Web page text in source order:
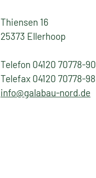
Thiensen 16
25373 Ellerhoop
Telefon 04120 70778-90
Telefax 04120 70778-98
info@galabau-nord.de